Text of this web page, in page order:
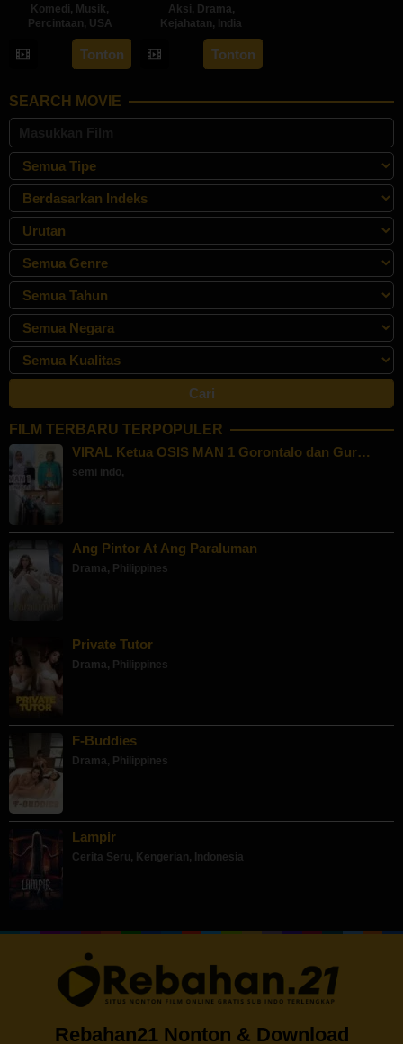
Komedi, Musik,
Percintaan, USA
19
Jul
Stelana
Kliris
Tonton
Aksi, Drama,
Kejahatan, India
14
Jun
Gnanasagar
Dwaraka
Tonton
SEARCH MOVIE
FILM TERBARU TERPOPULER
VIRAL Ketua OSIS MAN 1 Gorontalo dan Gur…
semi indo,
Ang Pintor At Ang Paraluman
Drama, Philippines
Private Tutor
Drama, Philippines
F-Buddies
Drama, Philippines
Lampir
Cerita Seru, Kengerian, Indonesia
Rebahan21 Nonton & Download